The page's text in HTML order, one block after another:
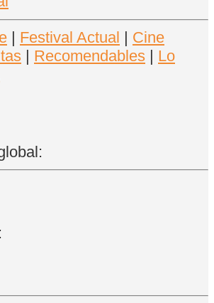
| Festival Actual | Cine
| Recomendables | Lo